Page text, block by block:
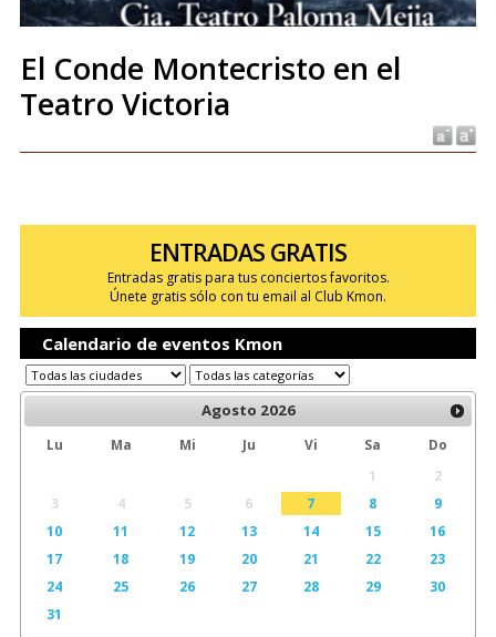
El Conde Montecristo en el
Teatro Victoria
ENTRADAS GRATIS
Entradas gratis para tus conciertos favoritos.
Únete gratis sólo con tu email al Club Kmon.
Calendario de eventos Kmon
Agosto 2026
Lu Ma Mi Ju Vi Sa
Do
1
2
3
4 5 6 7 8
9
10
11 12 13 14 15
16
17
18 19 20 21 22
23
24
25 26 27 28 29
30
31